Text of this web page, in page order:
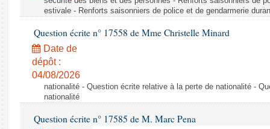
Dossiers législatifs
Budget et sécurité sociale
Questions écrites et orales
Comptes rendus des débats
estivale - Renforts saisonniers de police et de gendarmerie
Question écrite n° 17558 de Mme Christelle Minard
Date de
dépôt :
04/08/2026
nationalité - Question écrite relative à la perte de nationalité -
nationalité
Question écrite n° 17585 de M. Marc Pena